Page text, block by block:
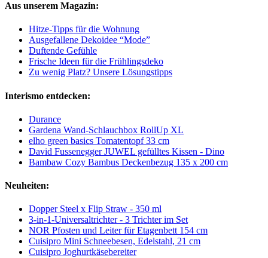
Aus unserem Magazin:
Hitze-Tipps für die Wohnung
Ausgefallene Dekoidee “Mode”
Duftende Gefühle
Frische Ideen für die Frühlingsdeko
Zu wenig Platz? Unsere Lösungstipps
Interismo entdecken:
Durance
Gardena Wand-Schlauchbox RollUp XL
elho green basics Tomatentopf 33 cm
David Fussenegger JUWEL gefülltes Kissen - Dino
Bambaw Cozy Bambus Deckenbezug 135 x 200 cm
Neuheiten:
Dopper Steel x Flip Straw - 350 ml
3-in-1-Universaltrichter - 3 Trichter im Set
NOR Pfosten und Leiter für Etagenbett 154 cm
Cuisipro Mini Schneebesen, Edelstahl, 21 cm
Cuisipro Joghurtkäsebereiter